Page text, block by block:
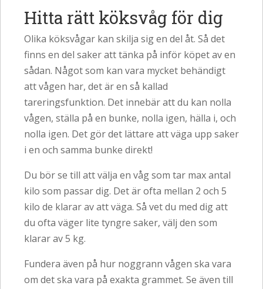
Hitta rätt köksvåg för dig
Olika köksvågar kan skilja sig en del åt. Så det
finns en del saker att tänka på inför köpet av en
sådan. Något som kan vara mycket behändigt
att vågen har, det är en så kallad
tareringsfunktion. Det innebär att du kan nolla
vågen, ställa på en bunke, nolla igen, hälla i, och
nolla igen. Det gör det lättare att väga upp saker
i en och samma bunke direkt!
Du bör se till att välja en våg som tar max antal
kilo som passar dig. Det är ofta mellan 2 och 5
kilo de klarar av att väga. Så vet du med dig att
du ofta väger lite tyngre saker, välj den som
klarar av 5 kg.
Fundera även på hur noggrann vågen ska vara
om det ska vara på exakta grammet. Se även till